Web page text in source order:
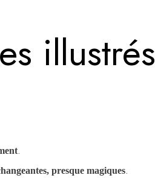
illustrés
.
presque magiques.